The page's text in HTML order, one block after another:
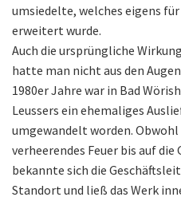
umsiedelte, welches eigens
erweitert wurde.
Auch die ursprüngliche
hatte man nicht aus den
1980er Jahre war in Bad
Leussers ein ehemaliges
umgewandelt worden. Obwohl
verheerendes Feuer bis auf
bekannte sich die
Standort und ließ das Werk